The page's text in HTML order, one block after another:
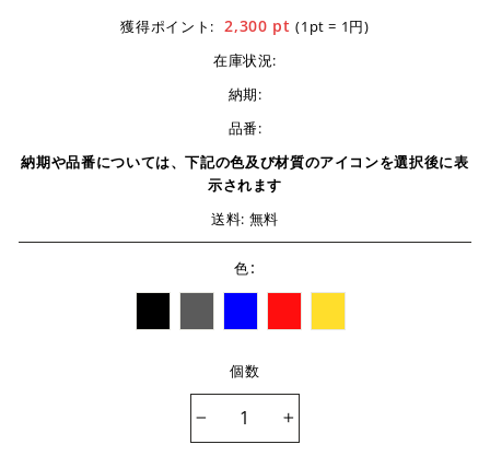
獲得ポイント: 2,300 pt(1pt = 1円)
在庫状況:
納期:
品番:
納期や品番については、下記の色及び材質のアイコンを選択後に表
示されます
送料: 無料
色:
個数